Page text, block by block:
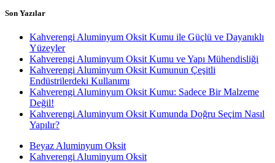
Son Yazılar
Kahverengi Aluminyum Oksit Kumu ile Güçlü ve Dayanıklı
Yüzeyler
Kahverengi Aluminyum Oksit Kumu ve Yapı Mühendisliği
Kahverengi Aluminyum Oksit Kumunun Çeşitli
Endüstrilerdeki Kullanımı
Kahverengi Aluminyum Oksit Kumu: Sadece Bir Malzeme
Değil!
Kahverengi Aluminyum Oksit Kumunda Doğru Seçim Nasıl
Yapılır?
Beyaz Aluminyum Oksit
Kahverengi Aluminyum Oksit